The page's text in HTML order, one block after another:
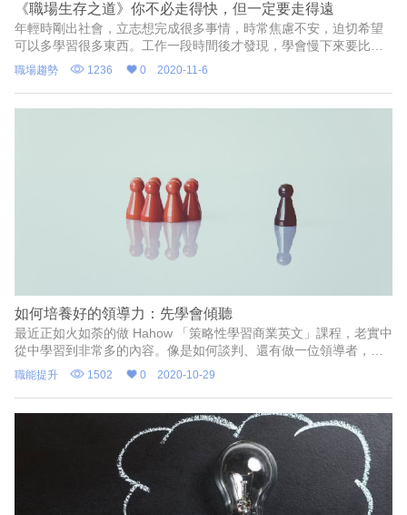
《職場生存之道》你不必走得快，但一定要走得遠
年輕時剛出社會，立志想完成很多事情，時常焦慮不安，迫切希望
可以多學習很多東西。工作一段時間後才發現，學會慢下來要比快
來得重要；我們不需要走得很快，但是慢慢走，相信我們能走得更
穩健、更遠。透過此篇文章將提到那些學校沒有教事情、主管不會
花時間跟你說的職場生存之道。
職場趨勢 1236 0 2020-11-6
如何培養好的領導力：先學會傾聽
最近正如火如荼的做 Hahow 「策略性學習商業英文」課程，老實中
從中學習到非常多的內容。像是如何談判、還有做一位領導者，如
何建立清楚的目標，以前讀了不少這類型的書籍，但真的實戰經驗
累積比什麼還有重要。
職能提升 1502 0 2020-10-29